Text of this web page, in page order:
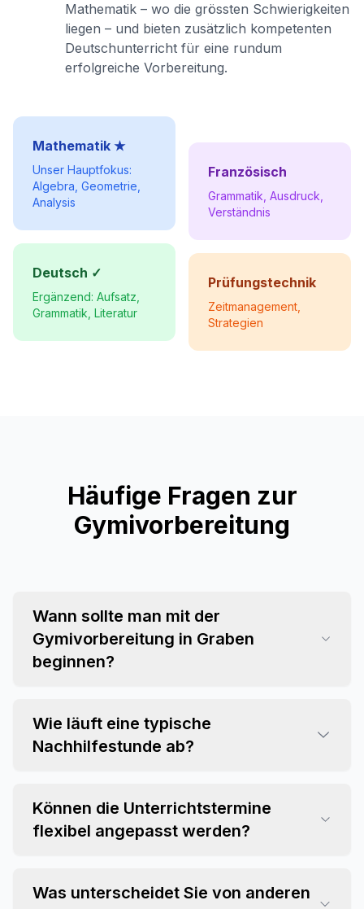
Mathematik – wo die grössten Schwierigkeiten
liegen – und bieten zusätzlich kompetenten
Deutschunterricht für eine rundum
erfolgreiche Vorbereitung.
Mathematik ★
Unser Hauptfokus:
Algebra, Geometrie,
Analysis
Deutsch ✓
Ergänzend: Aufsatz,
Grammatik, Literatur
Französisch
Grammatik, Ausdruck,
Verständnis
Prüfungstechnik
Zeitmanagement,
Strategien
Häufige Fragen zur
Gymivorbereitung
Wann sollte man mit der
Gymivorbereitung in Graben
beginnen?
Wie läuft eine typische
Nachhilfestunde ab?
Können die Unterrichtstermine
flexibel angepasst werden?
Was unterscheidet Sie von anderen